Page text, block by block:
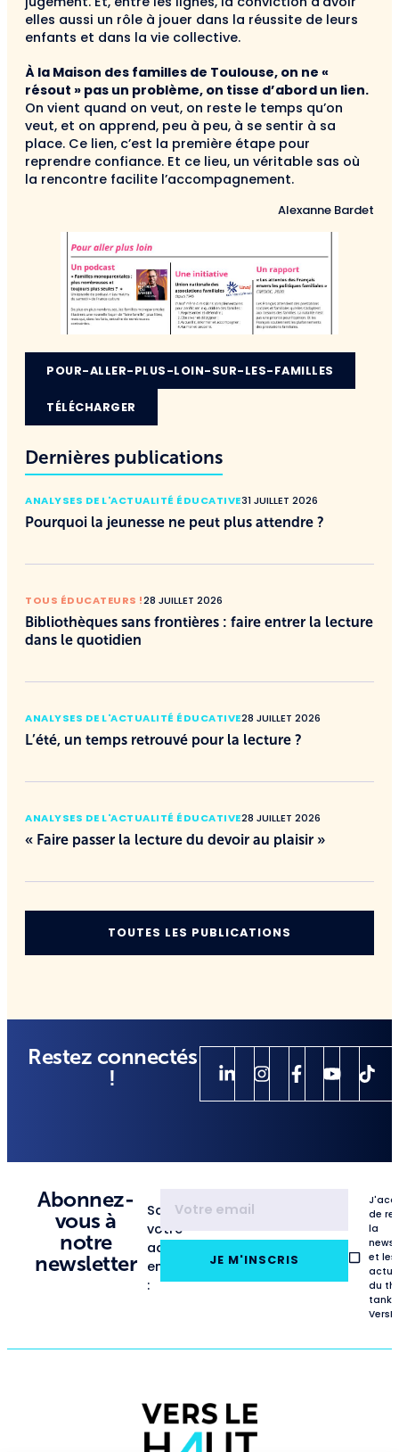
elles aussi un rôle à jouer dans la réussite de leurs
enfants et dans la vie collective.
À la Maison des familles de Toulouse, on ne «
résout » pas un problème, on tisse d’abord un lien.
On vient quand on veut, on reste le temps qu’on
veut, et on apprend, peu à peu, à se sentir à sa
place. Ce lien, c’est la première étape pour
reprendre confiance. Et ce lieu, un véritable sas où
la rencontre facilite l’accompagnement.
Alexanne Bardet
POUR-ALLER-PLUS-LOIN-SUR-LES-FAMILLES
TÉLÉCHARGER
Dernières publications
ANALYSES DE L'ACTUALITÉ ÉDUCATIVE31 JUILLET 2026
Pourquoi la jeunesse ne peut plus attendre ?
TOUS ÉDUCATEURS !28 JUILLET 2026
Bibliothèques sans frontières : faire entrer la lecture
dans le quotidien
ANALYSES DE L'ACTUALITÉ ÉDUCATIVE28 JUILLET 2026
L’été, un temps retrouvé pour la lecture ?
ANALYSES DE L'ACTUALITÉ ÉDUCATIVE28 JUILLET 2026
« Faire passer la lecture du devoir au plaisir »
TOUTES LES PUBLICATIONS
Restez connectés
!
Abonnez-
vous à
notre
newsletter
Saisissez
votre
adresse
email
:
JE M'INSCRIS
de
la
et les
du
tank